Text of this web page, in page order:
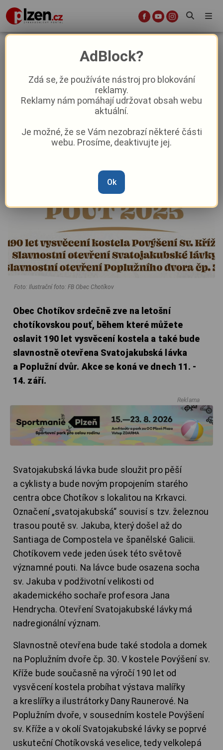
Chotíkovská pouť začne už ve
čtvrtek, veselit se můžete čtyři dny
Aktuálně
10. 9. 2025|04:26
Foto: Ilustrační foto: FB Obec Chotíkov
Obec Chotíkov srdečně zve na letošní
chotíkovskou pouť, během které můžete
oslavit 190 let vysvěcení kostela a také bude
slavnostně otevřena Svatojakubská lávka
a Poplužní dvůr. Akce se koná ve dnech 11. -
14. září.
Reklama
Svatojakubská lávka bude sloužit pro pěší
a cyklisty a bude novým propojením starého
centra obce Chotíkov s lokalitou na Krkavci.
Označení „svatojakubská“ souvisí s tzv. železnou
trasou poutě sv. Jakuba, který došel až do
Santiaga de Compostela ve španělské Galicii.
Chotíkovem vede jeden úsek této světově
významné pouti. Na lávce bude osazena socha
sv. Jakuba v podživotní velikosti od
akademického sochaře profesora Jana
Hendrycha. Otevření Svatojakubské lávky má
nadregionální význam.
Slavnostně otevřena bude také stodola a domek
na Poplužním dvoře čp. 30. V kostele Povýšení sv.
Kříže bude současně na výročí 190 let od
vysvěcení kostela probíhat výstava malířky
a kreslířky a ilustrátorky Dany Raunerové. Na
Poplužním dvoře, v sousedním kostele Povýšení
sv. Kříže a v okolí Svatojakubské lávky se poprvé
uskuteční Chotíkovská veselice, tedy velkolepá
AdBlock?
Zdá se, že používáte nástroj pro blokování
reklamy.
Reklamy nám pomáhají udržovat obsah webu
aktuální.
Je možné, že se Vám nezobrazí některé části
webu. Prosíme, deaktivujte jej.
Ok